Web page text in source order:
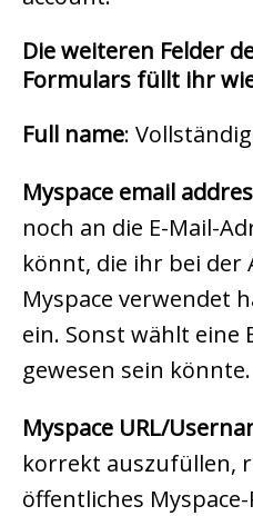
Die weiteren Felder
Formulars füllt ihr
Full name:
Myspace email
noch an die E-Mail-
könnt, die ihr bei der
Myspace verwendet
ein. Sonst wählt eine
gewesen sein könnte.
Myspace URL/
korrekt auszufüllen,
öffentliches